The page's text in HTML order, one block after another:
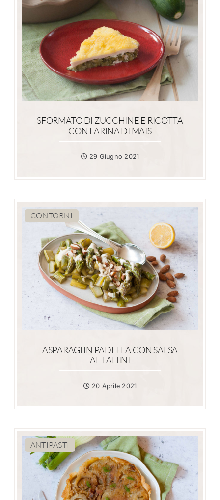
SFORMATO DI ZUCCHINE E RICOTTA
CON FARINA DI MAIS
29 Giugno 2021
CONTORNI
ASPARAGI IN PADELLA CON SALSA
AL TAHINI
20 Aprile 2021
ANTIPASTI